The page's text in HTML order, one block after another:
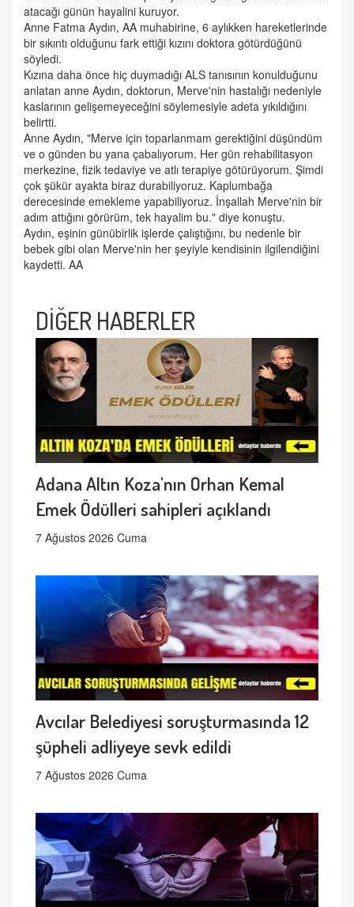
atacağı günün hayalini kuruyor.
Anne Fatma Aydın, AA muhabirine, 6 aylıkken hareketlerinde
bir sıkıntı olduğunu fark ettiği kızını doktora götürdüğünü
söyledi.
Kızına daha önce hiç duymadığı ALS tanısının konulduğunu
anlatan anne Aydın, doktorun, Merve'nin hastalığı nedeniyle
kaslarının gelişemeyeceğini söylemesiyle adeta yıkıldığını
belirtti.
Anne Aydın, "Merve için toparlanmam gerektiğini düşündüm
ve o günden bu yana çabalıyorum. Her gün rehabilitasyon
merkezine, fizik tedaviye ve atlı terapiye götürüyorum. Şimdi
çok şükür ayakta biraz durabiliyoruz. Kaplumbağa
derecesinde emekleme yapabiliyoruz. İnşallah Merve'nin bir
adım attığını görürüm, tek hayalim bu." diye konuştu.
Aydın, eşinin günübirlik işlerde çalıştığını, bu nedenle bir
bebek gibi olan Merve'nin her şeyiyle kendisinin ilgilendiğini
kaydetti. AA
DİĞER HABERLER
Adana Altın Koza'nın Orhan Kemal
Emek Ödülleri sahipleri açıklandı
7 Ağustos 2026 Cuma
Avcılar Belediyesi soruşturmasında 12
şüpheli adliyeye sevk edildi
7 Ağustos 2026 Cuma